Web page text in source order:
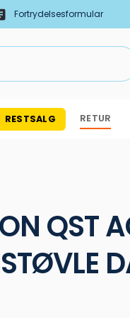
Fortrydelsesformular
RESTSALG RETUR
QST